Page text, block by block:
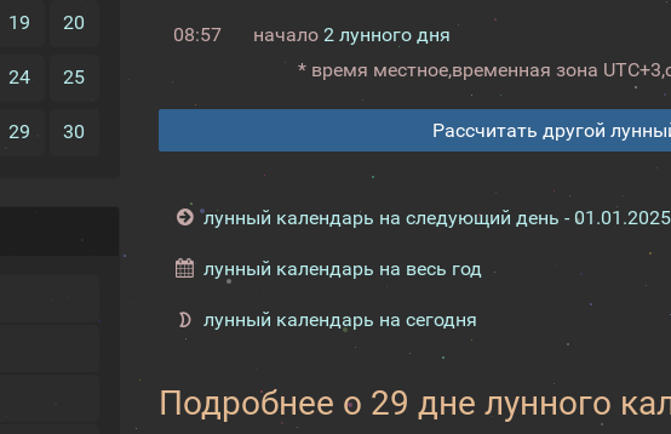
19 20
24 25
29 30
08:57 начало 2 лунного дня
* время местное,временная зона UTC+3,
Рассчитать другой
лунный календарь на следующий день - 01.01.2025
лунный календарь на весь год
лунный календарь на сегодня
Подробнее о 29 дне лунного